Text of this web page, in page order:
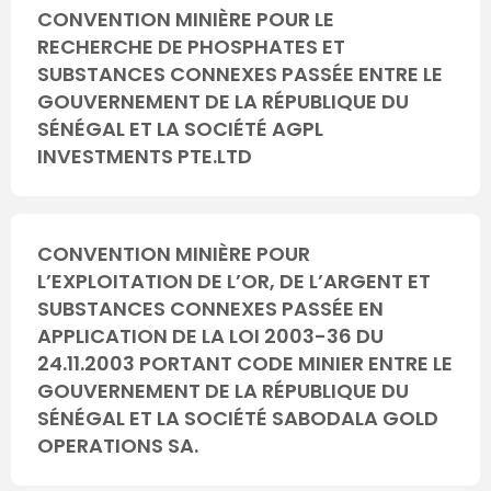
CONVENTION MINIÈRE POUR LE
RECHERCHE DE PHOSPHATES ET
SUBSTANCES CONNEXES PASSÉE ENTRE LE
GOUVERNEMENT DE LA RÉPUBLIQUE DU
SÉNÉGAL ET LA SOCIÉTÉ AGPL
INVESTMENTS PTE.LTD
CONVENTION MINIÈRE POUR
L’EXPLOITATION DE L’OR, DE L’ARGENT ET
SUBSTANCES CONNEXES PASSÉE EN
APPLICATION DE LA LOI 2003-36 DU
24.11.2003 PORTANT CODE MINIER ENTRE LE
GOUVERNEMENT DE LA RÉPUBLIQUE DU
SÉNÉGAL ET LA SOCIÉTÉ SABODALA GOLD
OPERATIONS SA.